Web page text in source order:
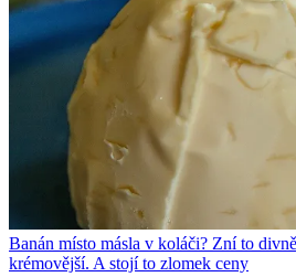
Banán místo másla v koláči? Zní to
krémovější. A stojí to zlomek ceny